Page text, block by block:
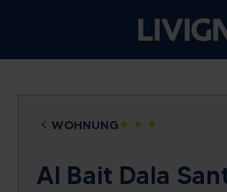
WOHNUNGstar star star
Al Bait Dala